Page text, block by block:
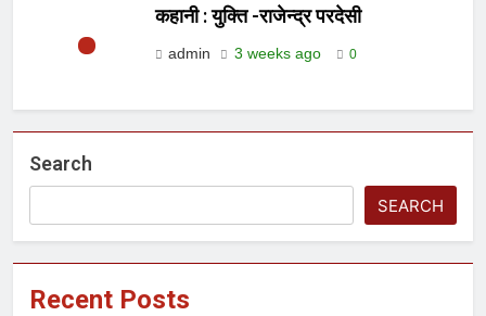
कहानी : युक्ति -राजेन्द्र परदेसी
admin 3 weeks ago 0
Search
SEARCH
Recent Posts